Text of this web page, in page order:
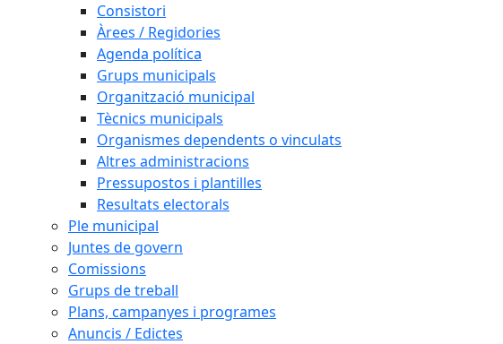
Consistori
Àrees / Regidories
Agenda política
Grups municipals
Organització municipal
Tècnics municipals
Organismes dependents o vinculats
Altres administracions
Pressupostos i plantilles
Resultats electorals
Ple municipal
Juntes de govern
Comissions
Grups de treball
Plans, campanyes i programes
Anuncis / Edictes